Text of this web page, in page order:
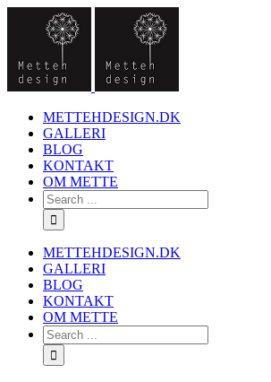
METTEHDESIGN.DK
GALLERI
BLOG
KONTAKT
OM METTE
METTEHDESIGN.DK
GALLERI
BLOG
KONTAKT
OM METTE